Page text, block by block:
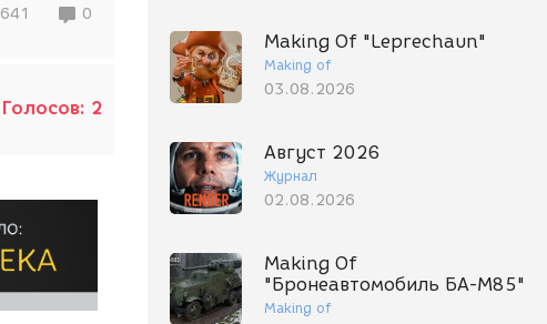
Making Of "Leprechaun"
Making of
03.08.2026
Август 2026
Журнал
02.08.2026
Making Of
"Бронеавтомобиль БА-М85"
Making of
641 0
Голосов: 2